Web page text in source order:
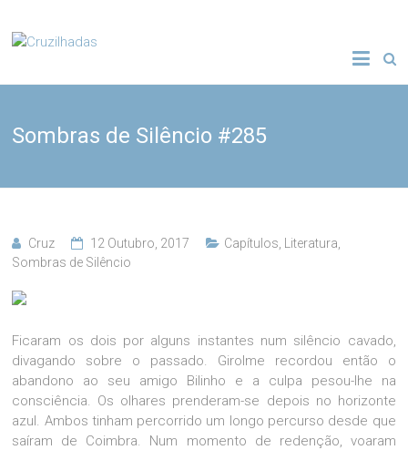
content
Cruzilhadas
Sombras de Silêncio #285
Cruz 12 Outubro, 2017 Capítulos Literatura
Sombras de Silêncio
Ficaram os dois por alguns instantes num silêncio cavado,
divagando sobre o passado. Girolme recordou então o
abandono ao seu amigo Bilinho e a culpa pesou-lhe na
consciência. Os olhares prenderam-se depois no horizonte
azul. Ambos tinham percorrido um longo percurso desde que
saíram de Coimbra. Num momento de redenção, voaram